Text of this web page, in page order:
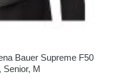
Bauer Supreme F50
Senior, M